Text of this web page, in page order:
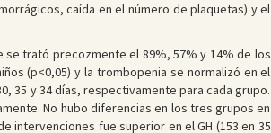
caída en el número de plaquetas) y el
se trató precozmente el 89%, 57% y 14% de los
(p<0,05) y la trombopenia se normalizó en el
35 y 34 días, respectivamente para cada grupo.
No hubo diferencias en los tres grupos en
intervenciones fue superior en el GH (153 en 35